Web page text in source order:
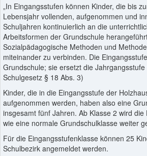
„In Eingangsstufen können Kinder, die bis
Lebensjahr vollenden, aufgenommen und
Schuljahren kontinuierlich an die
Arbeitsformen der Grundschule
Sozialpädagogische Methoden und
miteinander zu verbinden. Die
Grundschule; sie ersetzt die Jahrgangsstufe
Schulgesetz § 18 Abs. 3)
Kinder, die in die Eingangsstufe der
aufgenommen werden, haben also eine
insgesamt fünf Jahren. Ab Klasse 2 wird
wie eine normale Grundschulklasse weiter
Für die Eingangsstufenklasse können 25
Schulbezirk angemeldet werden.